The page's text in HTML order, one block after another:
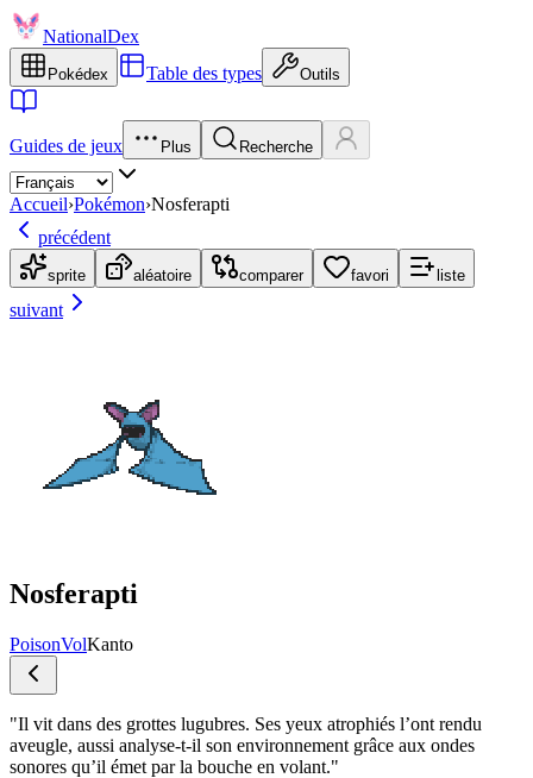
NationalDex
Pokédex Table des types Outils
Guides de jeux Plus Recherche
Accueil›Pokémon›Nosferapti
précédent
sprite aléatoire comparer favori liste
suivant
Nosferapti
PoisonVolKanto
"Il vit dans des grottes lugubres. Ses yeux atrophiés l’ont rendu
aveugle, aussi analyse-t-il son environnement grâce aux ondes
sonores qu’il émet par la bouche en volant."